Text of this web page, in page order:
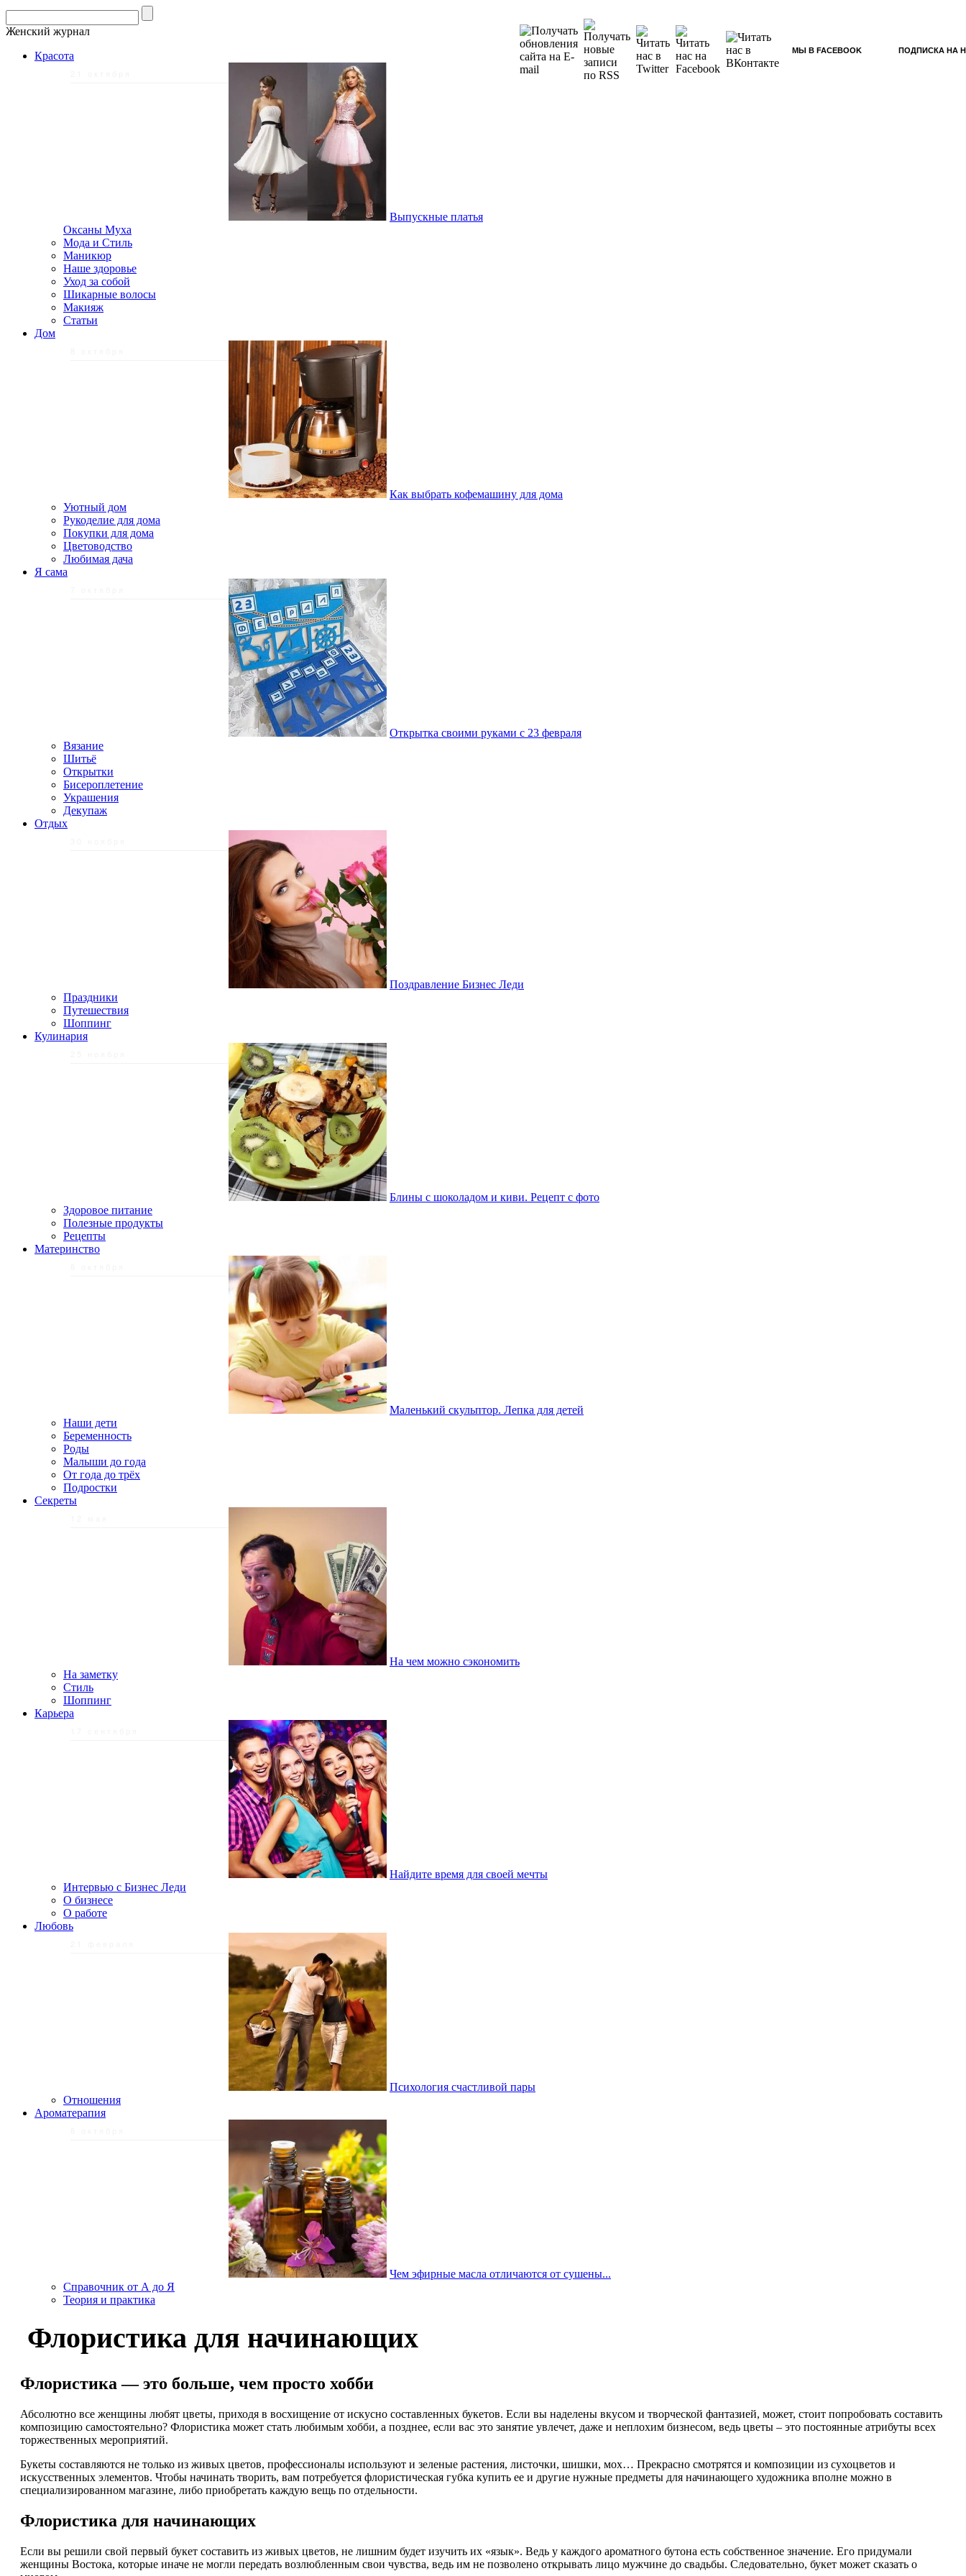
МЫ В FACEBOOK ПОДПИСКА НА
Женский журнал
Красота
Выпускные платья
Оксаны Муха
Мода и Стиль
Маникюр
Наше здоровье
Уход за собой
Шикарные волосы
Макияж
Статьи
Дом
Как выбрать кофемашину для дома
Уютный дом
Рукоделие для дома
Покупки для дома
Цветоводство
Любимая дача
Я сама
Открытка своими руками с 23 февраля
Вязание
Шитьё
Открытки
Бисероплетение
Украшения
Декупаж
Отдых
Поздравление Бизнес Леди
Праздники
Путешествия
Шоппинг
Кулинария
Блины с шоколадом и киви. Рецепт с фото
Здоровое питание
Полезные продукты
Рецепты
Материнство
Маленький скульптор. Лепка для детей
Наши дети
Беременность
Роды
Малыши до года
От года до трёх
Подростки
Секреты
На чем можно сэкономить
На заметку
Стиль
Шоппинг
Карьера
Найдите время для своей мечты
Интервью с Бизнес Леди
О бизнесе
О работе
Любовь
Психология счастливой пары
Отношения
Ароматерапия
Чем эфирные масла отличаются от сушены...
Справочник от А до Я
Теория и практика
Флористика для начинающих
Флористика — это больше, чем просто хобби
Абсолютно все женщины любят цветы, приходя в восхищение от искусно составленных букетов. Если вы наделены вкусом и творческой фантазией, может, стоит попробовать составить
композицию самостоятельно? Флористика может стать любимым хобби, а позднее, если вас это занятие увлечет, даже и неплохим бизнесом, ведь цветы – это постоянные атрибуты всех
торжественных мероприятий.
Букеты составляются не только из живых цветов, профессионалы используют и зеленые растения, листочки, шишки, мох… Прекрасно смотрятся и композиции из сухоцветов и
искусственных элементов. Чтобы начинать творить, вам потребуется флористическая губка купить ее и другие нужные предметы для начинающего художника вполне можно в
специализированном магазине, либо приобретать каждую вещь по отдельности.
Флористика для начинающих
Если вы решили свой первый букет составить из живых цветов, не лишним будет изучить их «язык». Ведь у каждого ароматного бутона есть собственное значение. Его придумали
женщины Востока, которые иначе не могли передать возлюбленным свои чувства, ведь им не позволено открывать лицо мужчине до свадьбы. Следовательно, букет может сказать о